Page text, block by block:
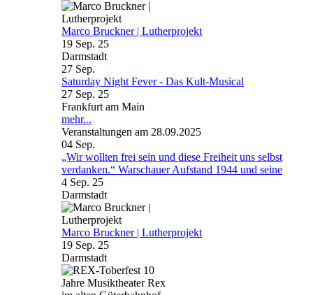
Marco Bruckner | Lutherprojekt
19 Sep. 25
Darmstadt
27 Sep.
Saturday Night Fever - Das Kult-Musical
27 Sep. 25
Frankfurt am Main
mehr...
Veranstaltungen am 28.09.2025
04 Sep.
„Wir wollten frei sein und diese Freiheit uns selbst
verdanken.“ Warschauer Aufstand 1944 und seine
4 Sep. 25
Darmstadt
Marco Bruckner | Lutherprojekt
19 Sep. 25
Darmstadt